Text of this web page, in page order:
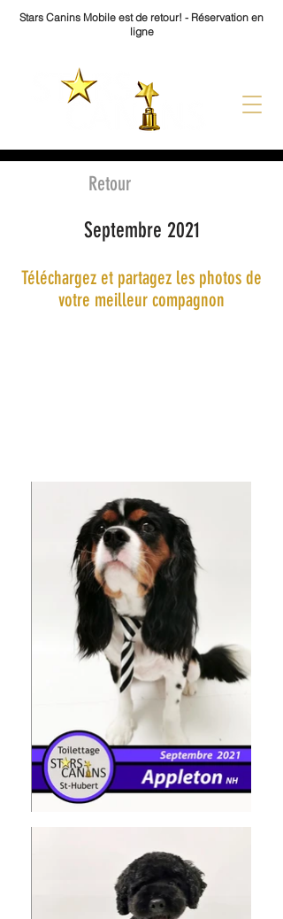
Stars Canins Mobile est de retour! - Réservation en
ligne
Retour
Septembre 2021
Téléchargez et partagez les photos de
votre meilleur compagnon